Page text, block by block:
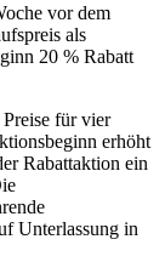
vor dem
als
20 % Rabatt
für vier
erhöht
Rabattaktion ein
Unterlassung in